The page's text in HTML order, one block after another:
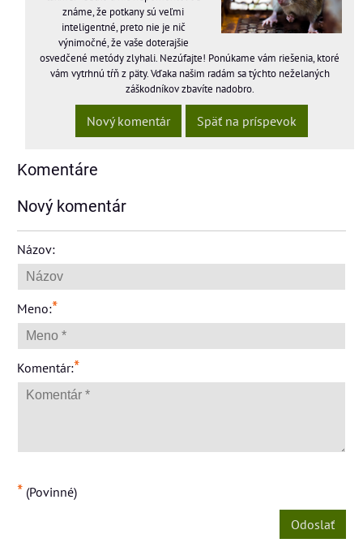
známe, že potkany sú veľmi
inteligentné, preto nie je nič
výnimočné, že vaše doterajšie
osvedčené metódy zlyhali. Nezúfajte! Ponúkame vám riešenia, ktoré
vám vytrhnú tŕň z päty. Vďaka našim radám sa týchto neželaných
záškodníkov zbavíte nadobro.
Späť na príspevok
Nový komentár
Komentáre
Nový komentár
Názov:
Meno:*
Komentár:*
* (Povinné)
Odoslať